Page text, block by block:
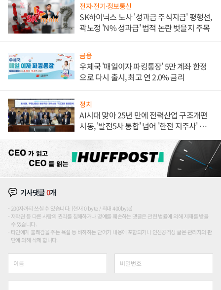
전자·전기·정보통신
SK하이닉스 노사 '성과급 주식지급' 평행선,
곽노정 'N% 성과급' 법적 논란 벗을지 주목
금융
우체국 '매일이자 파킹통장' 5만 계좌 한정
으로 다시 출시, 최고 연 2.0% 금리
정치
AI시대 맞아 25년 만에 전력산업 구조개편
시동, '발전5사 통합' 넘어 '한전 지주사' 재편
기사댓글0개
200자까지 쓰실 수 있습니다. (현재 0 byte / 최대 400byte)
저작권 등 다른 사람의 권리를 침해하거나 명예를 훼손하는 댓글은 관련 법률에 의해 제재를 받을
수 있습니다.
타인에게 불쾌감을 주는 욕설 등 비하하는 단어가 내용에 포함되거나 인신공격성 글은 관리자의 판
단에 의해 삭제 합니다.